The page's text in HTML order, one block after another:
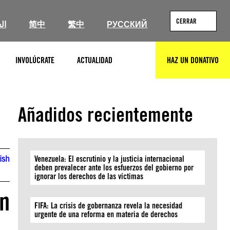
简中 繁中 РУССКИЙ CERRAR
INVOLÚCRATE ACTUALIDAD HAZ UN DONATIVO
Añadidos recientemente
Venezuela: El escrutinio y la justicia internacional
deben prevalecer ante los esfuerzos del gobierno por
ignorar los derechos de las víctimas
FIFA: La crisis de gobernanza revela la necesidad
urgente de una reforma en materia de derechos